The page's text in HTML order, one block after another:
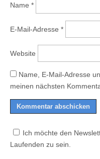
Name *
E-Mail-Adresse *
Website
Name, E-Mail-Adresse
meinen nächsten
Ich möchte den
Laufenden zu sein.